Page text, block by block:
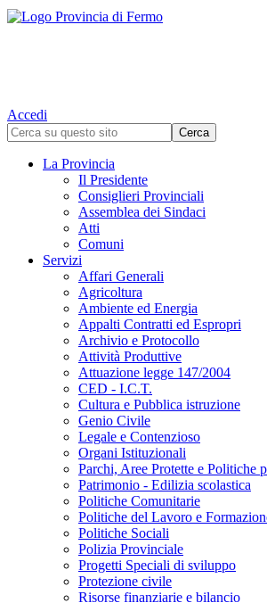
Accedi
La Provincia
Il Presidente
Consiglieri Provinciali
Assemblea dei Sindaci
Atti
Comuni
Servizi
Affari Generali
Agricoltura
Ambiente ed Energia
Appalti Contratti ed Espropri
Archivio e Protocollo
Attività Produttive
Attuazione legge 147/2004
CED - I.C.T.
Cultura e Pubblica istruzione
Genio Civile
Legale e Contenzioso
Organi Istituzionali
Parchi, Aree Protette e Politiche
Patrimonio - Edilizia scolastica
Politiche Comunitarie
Politiche del Lavoro e
Politiche Sociali
Polizia Provinciale
Progetti Speciali di sviluppo
Protezione civile
Risorse finanziarie e bilancio